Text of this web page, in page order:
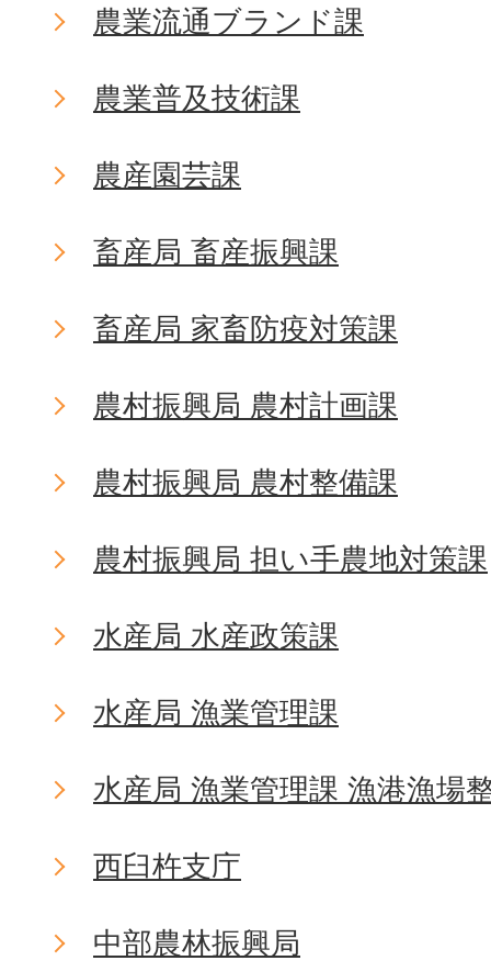
農業流通ブランド課
農業普及技術課
農産園芸課
畜産局 畜産振興課
畜産局 家畜防疫対策課
農村振興局 農村計画課
農村振興局 農村整備課
農村振興局 担い手農地対策課
水産局 水産政策課
水産局 漁業管理課
水産局 漁業管理課 漁港漁場
西臼杵支庁
中部農林振興局